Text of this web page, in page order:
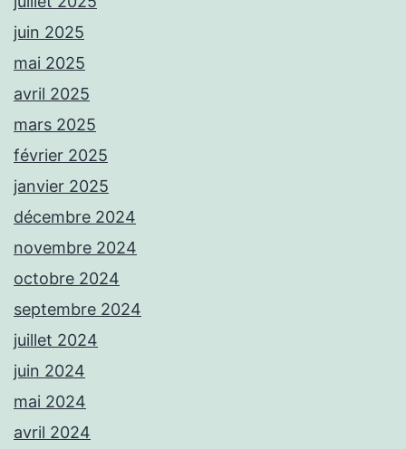
juin 2025
mai 2025
avril 2025
mars 2025
février 2025
janvier 2025
décembre 2024
novembre 2024
octobre 2024
septembre 2024
juillet 2024
juin 2024
mai 2024
avril 2024